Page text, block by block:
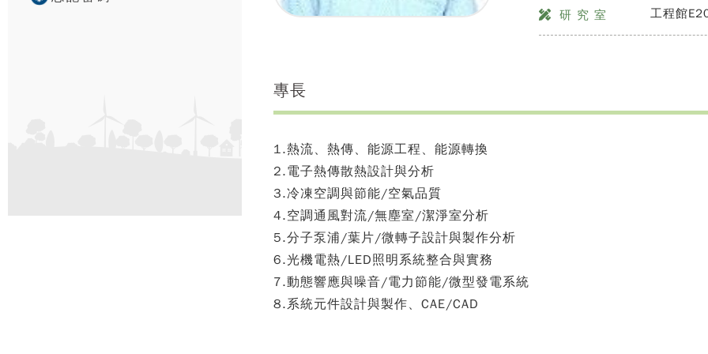
研 究 室 工程館
專長
1.熱流、熱傳、能源工程、能源轉換
2.電子熱傳散熱設計與分析
3.冷凍空調與節能/空氣品質
4.空調通風對流/無塵室/潔淨室分析
5.分子泵浦/葉片/微轉子設計與製作分析
6.光機電熱/LED照明系統整合與實務
7.動態響應與噪音/電力節能/微型發電系統
8.系統元件設計與製作、CAE/CAD